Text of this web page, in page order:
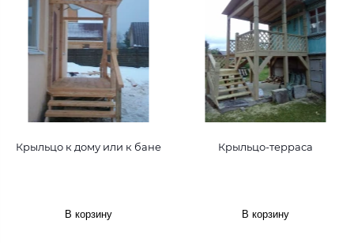
Крыльцо к дому или к бане
В корзину
Крыльцо-терраса
В корзину